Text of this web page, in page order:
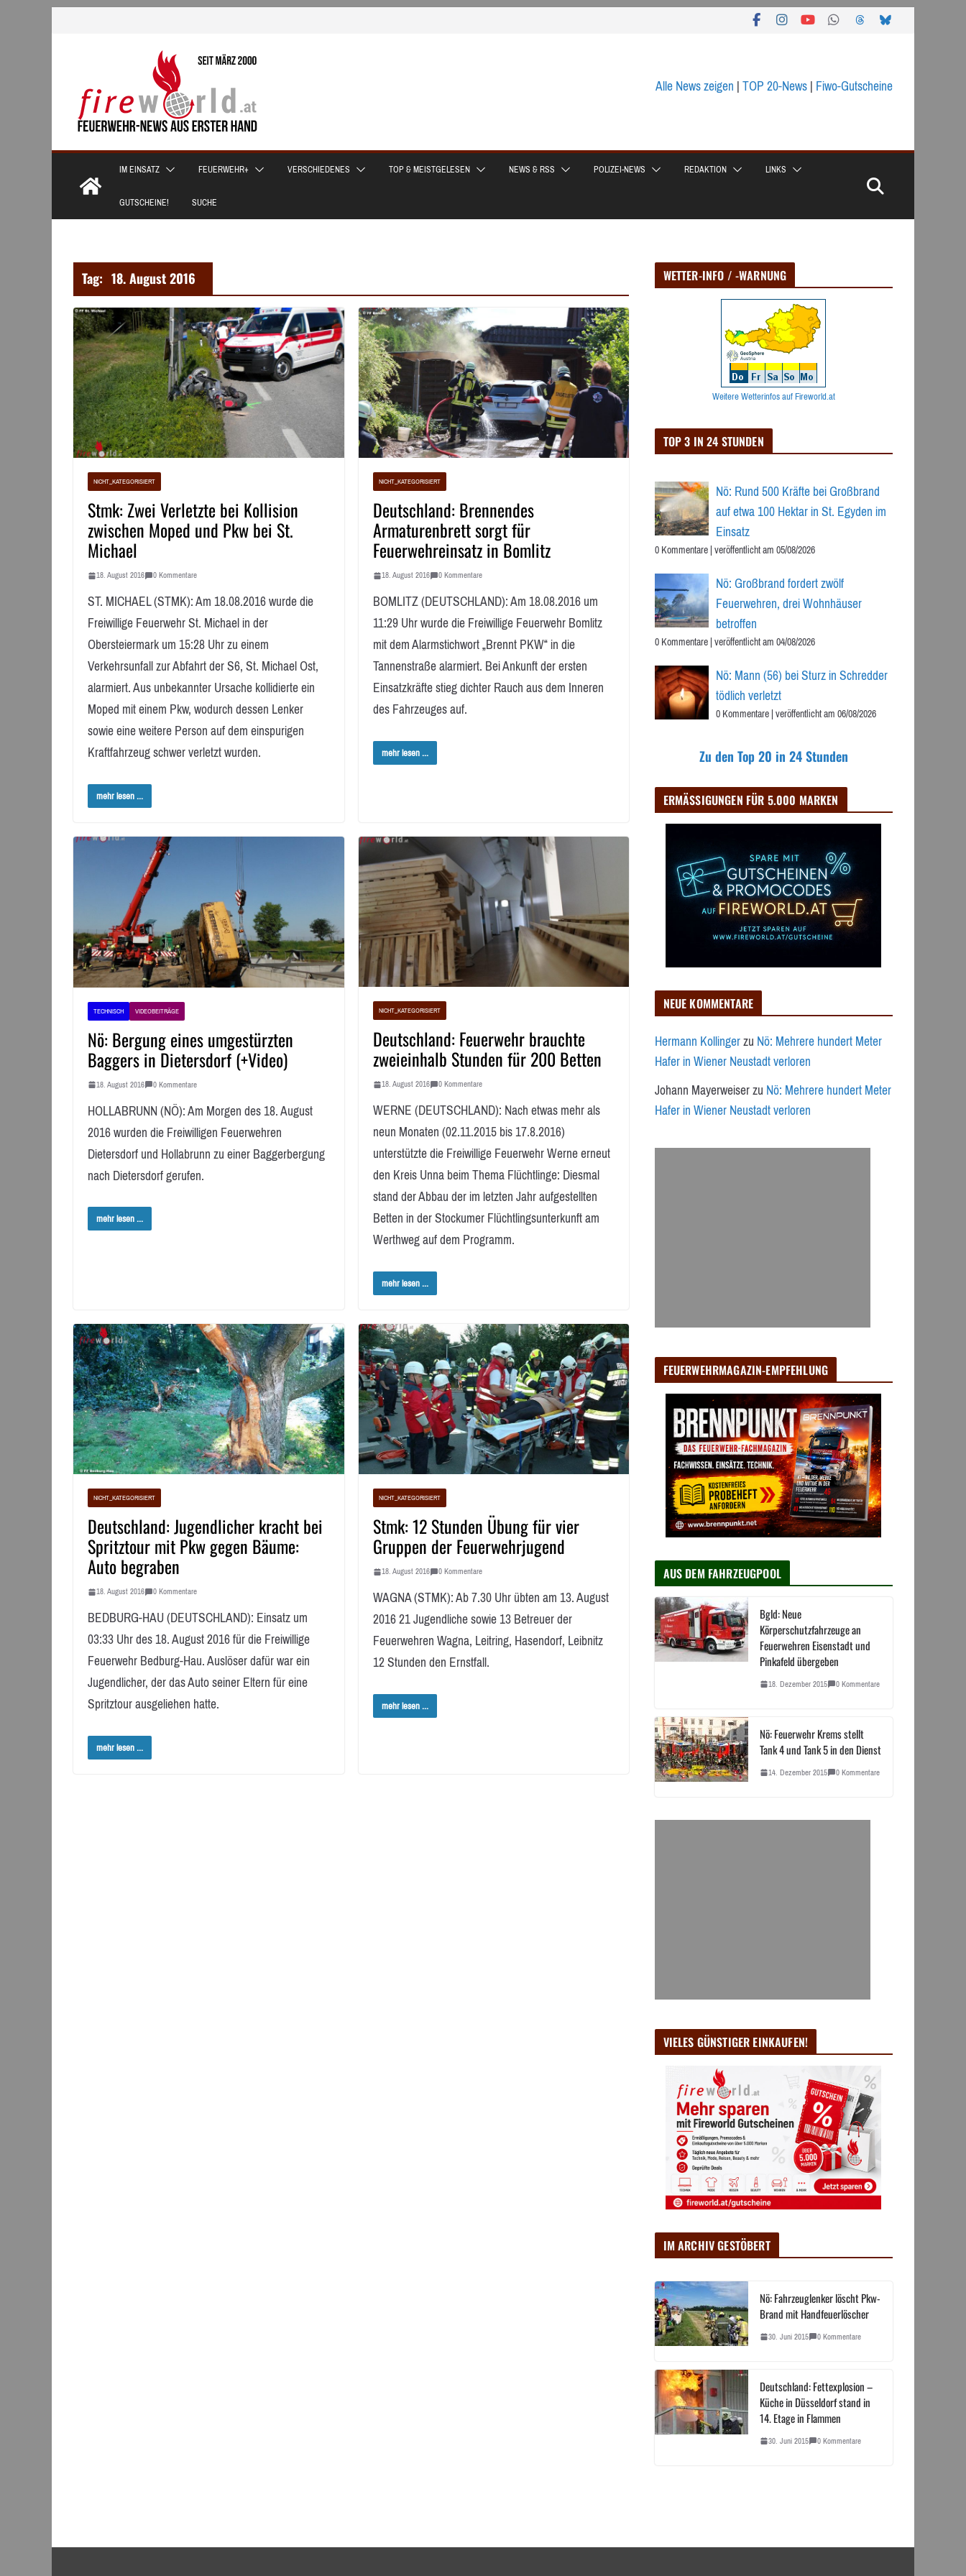
Alle News zeigen|TOP 20-News|Fiwo-Gutscheine
IM EINSATZ FEUERWEHR+ VERSCHIEDENES TOP & MEISTGELESEN NEWS & RSS POLIZEI-NEWS REDAKTION LINKS
GUTSCHEINE! SUCHE
Tag: 18. August 2016
NICHT_KATEGORISIERT
Stmk: Zwei Verletzte bei Kollision
zwischen Moped und Pkw bei St.
Michael
18. August 2016 0 Kommentare
ST. MICHAEL (STMK): Am 18.08.2016 wurde die
Freiwillige Feuerwehr St. Michael in der
Obersteiermark um 15:28 Uhr zu einem
Verkehrsunfall zur Abfahrt der S6, St. Michael Ost,
alarmiert. Aus unbekannter Ursache kollidierte ein
Moped mit einem Pkw, wodurch dessen Lenker
sowie eine weitere Person auf dem einspurigen
Kraftfahrzeug schwer verletzt wurden.
mehr lesen ...
NICHT_KATEGORISIERT
Deutschland: Brennendes
Armaturenbrett sorgt für
Feuerwehreinsatz in Bomlitz
18. August 2016 0 Kommentare
BOMLITZ (DEUTSCHLAND): Am 18.08.2016 um
11:29 Uhr wurde die Freiwillige Feuerwehr Bomlitz
mit dem Alarmstichwort „Brennt PKW“ in die
Tannenstraße alarmiert. Bei Ankunft der ersten
Einsatzkräfte stieg dichter Rauch aus dem Inneren
des Fahrzeuges auf.
mehr lesen ...
TECHNISCH VIDEOBEITRÄGE
Nö: Bergung eines umgestürzten
Baggers in Dietersdorf (+Video)
18. August 2016 0 Kommentare
HOLLABRUNN (NÖ): Am Morgen des 18. August
2016 wurden die Freiwilligen Feuerwehren
Dietersdorf und Hollabrunn zu einer Baggerbergung
nach Dietersdorf gerufen.
mehr lesen ...
NICHT_KATEGORISIERT
Deutschland: Feuerwehr brauchte
zweieinhalb Stunden für 200 Betten
18. August 2016 0 Kommentare
WERNE (DEUTSCHLAND): Nach etwas mehr als
neun Monaten (02.11.2015 bis 17.8.2016)
unterstützte die Freiwillige Feuerwehr Werne erneut
den Kreis Unna beim Thema Flüchtlinge: Diesmal
stand der Abbau der im letzten Jahr aufgestellten
Betten in der Stockumer Flüchtlingsunterkunft am
Werthweg auf dem Programm.
mehr lesen ...
NICHT_KATEGORISIERT
Deutschland: Jugendlicher kracht bei
Spritztour mit Pkw gegen Bäume:
Auto begraben
18. August 2016 0 Kommentare
BEDBURG-HAU (DEUTSCHLAND): Einsatz um
03:33 Uhr des 18. August 2016 für die Freiwillige
Feuerwehr Bedburg-Hau. Auslöser dafür war ein
Jugendlicher, der das Auto seiner Eltern für eine
Spritztour ausgeliehen hatte.
mehr lesen ...
NICHT_KATEGORISIERT
Stmk: 12 Stunden Übung für vier
Gruppen der Feuerwehrjugend
18. August 2016 0 Kommentare
WAGNA (STMK): Ab 7.30 Uhr übten am 13. August
2016 21 Jugendliche sowie 13 Betreuer der
Feuerwehren Wagna, Leitring, Hasendorf, Leibnitz
12 Stunden den Ernstfall.
mehr lesen ...
WETTER-INFO / -WARNUNG
Weitere Wetterinfos auf Fireworld.at
TOP 3 IN 24 STUNDEN
Nö: Rund 500 Kräfte bei Großbrand
auf etwa 100 Hektar in St. Egyden im
Einsatz
0 Kommentare|veröffentlicht am 05/08/2026
Nö: Großbrand fordert zwölf
Feuerwehren, drei Wohnhäuser
betroffen
0 Kommentare|veröffentlicht am 04/08/2026
Nö: Mann (56) bei Sturz in Schredder
tödlich verletzt
0 Kommentare|veröffentlicht am 06/08/2026
Zu den Top 20 in 24 Stunden
ERMÄSSIGUNGEN FÜR 5.000 MARKEN
NEUE KOMMENTARE
Hermann KollingerzuNö: Mehrere hundert Meter
Hafer in Wiener Neustadt verloren
Johann MayerweiserzuNö: Mehrere hundert Meter
Hafer in Wiener Neustadt verloren
FEUERWEHRMAGAZIN-EMPFEHLUNG
AUS DEM FAHRZEUGPOOL
Bgld: Neue
Körperschutzfahrzeuge an
Feuerwehren Eisenstadt und
Pinkafeld übergeben
18. Dezember 2015 0 Kommentare
Nö: Feuerwehr Krems stellt
Tank 4 und Tank 5 in den Dienst
14. Dezember 2015 0 Kommentare
VIELES GÜNSTIGER EINKAUFEN!
IM ARCHIV GESTÖBERT
Nö: Fahrzeuglenker löscht Pkw-
Brand mit Handfeuerlöscher
30. Juni 2015 0 Kommentare
Deutschland: Fettexplosion –
Küche in Düsseldorf stand in
14. Etage in Flammen
30. Juni 2015 0 Kommentare